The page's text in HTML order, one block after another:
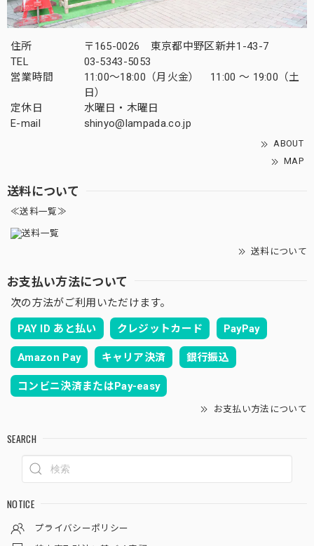
住所
〒165-0026 東京都中野区新井1-43-7
TEL
03-5343-5053
営業時間
11:00～18:00（月火金） 11:00 ～ 19:00（土
日）
定休日
水曜日・木曜日
E-mail
shinyo@lampada.co.jp
ABOUT
MAP
送料について
≪送料一覧≫
送料について
お支払い方法について
次の方法がご利用いただけます。
PAY ID あと払い クレジットカード PayPay
Amazon Pay キャリア決済 銀行振込
コンビニ決済またはPay-easy
お支払い方法について
SEARCH
NOTICE
プライバシーポリシー